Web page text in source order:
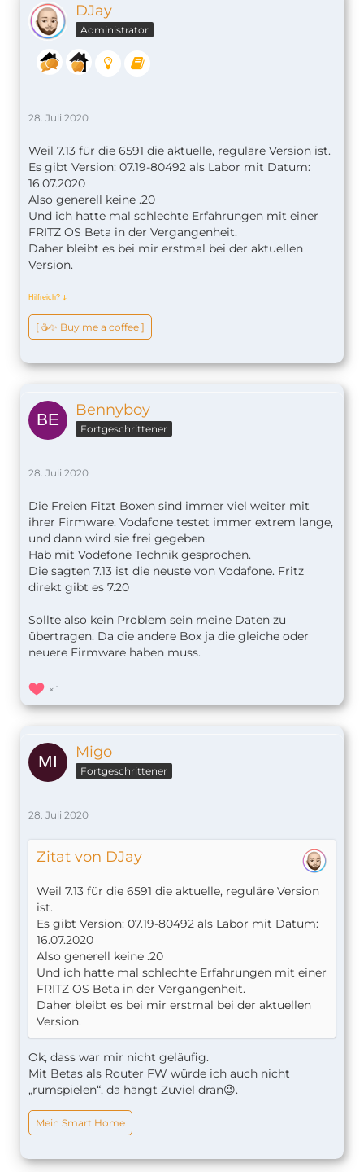
DJay
Administrator
28. Juli 2020
Weil 7.13 für die 6591 die aktuelle, reguläre Version ist.
Es gibt Version: 07.19-80492 als Labor mit Datum:
16.07.2020
Also generell keine .20
Und ich hatte mal schlechte Erfahrungen mit einer
FRITZ OS Beta in der Vergangenheit.
Daher bleibt es bei mir erstmal bei der aktuellen
Version.
Hilfreich? ↆ
[ ☕️✨ Buy me a coffee ]
Bennyboy
Fortgeschrittener
28. Juli 2020
Die Freien Fitzt Boxen sind immer viel weiter mit
ihrer Firmware. Vodafone testet immer extrem lange,
und dann wird sie frei gegeben.
Hab mit Vodefone Technik gesprochen.
Die sagten 7.13 ist die neuste von Vodafone. Fritz
direkt gibt es 7.20
Sollte also kein Problem sein meine Daten zu
übertragen. Da die andere Box ja die gleiche oder
neuere Firmware haben muss.
1
Migo
Fortgeschrittener
28. Juli 2020
Zitat von DJay
Weil 7.13 für die 6591 die aktuelle, reguläre Version
ist.
Es gibt Version: 07.19-80492 als Labor mit Datum:
16.07.2020
Also generell keine .20
Und ich hatte mal schlechte Erfahrungen mit einer
FRITZ OS Beta in der Vergangenheit.
Daher bleibt es bei mir erstmal bei der aktuellen
Version.
Ok, dass war mir nicht geläufig.
Mit Betas als Router FW würde ich auch nicht
„rumspielen“, da hängt Zuviel dran😉.
Mein Smart Home